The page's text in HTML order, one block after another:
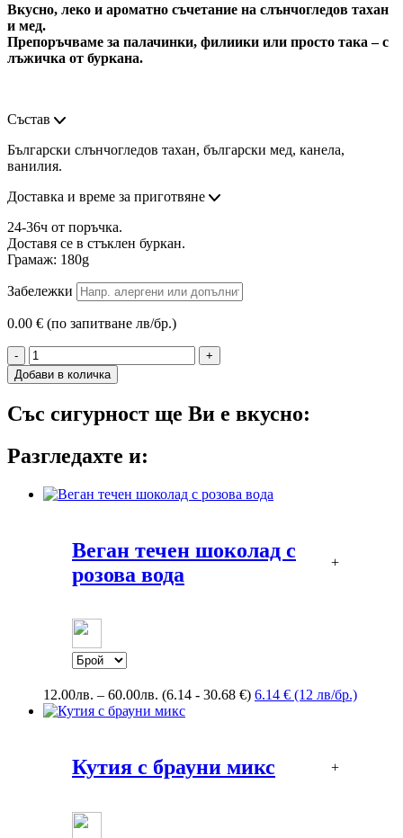
Вкусно, леко и ароматно съчетание на слънчогледов тахан
и мед.
Препоръчваме за палачинки, филиики или просто така – с
лъжичка от буркана.
Състав
Български слънчогледов тахан, български мед, канела,
ванилия.
Доставка и време за приготвяне
24-36ч от поръчка.
Доставя се в стъклен буркан.
Грамаж: 180g
Забележки
0.00 € (по запитване лв/бр.)
-
+
Добави в количка
Със сигурност ще Ви е вкусно:
Разгледахте и:
Веган течен шоколад с
розова вода
+
12.00лв. – 60.00лв. Price
range:
60.00лв.
(6.14 - 30.68 €) 6.14 € (12 лв/бр.)
Кутия с брауни микс +